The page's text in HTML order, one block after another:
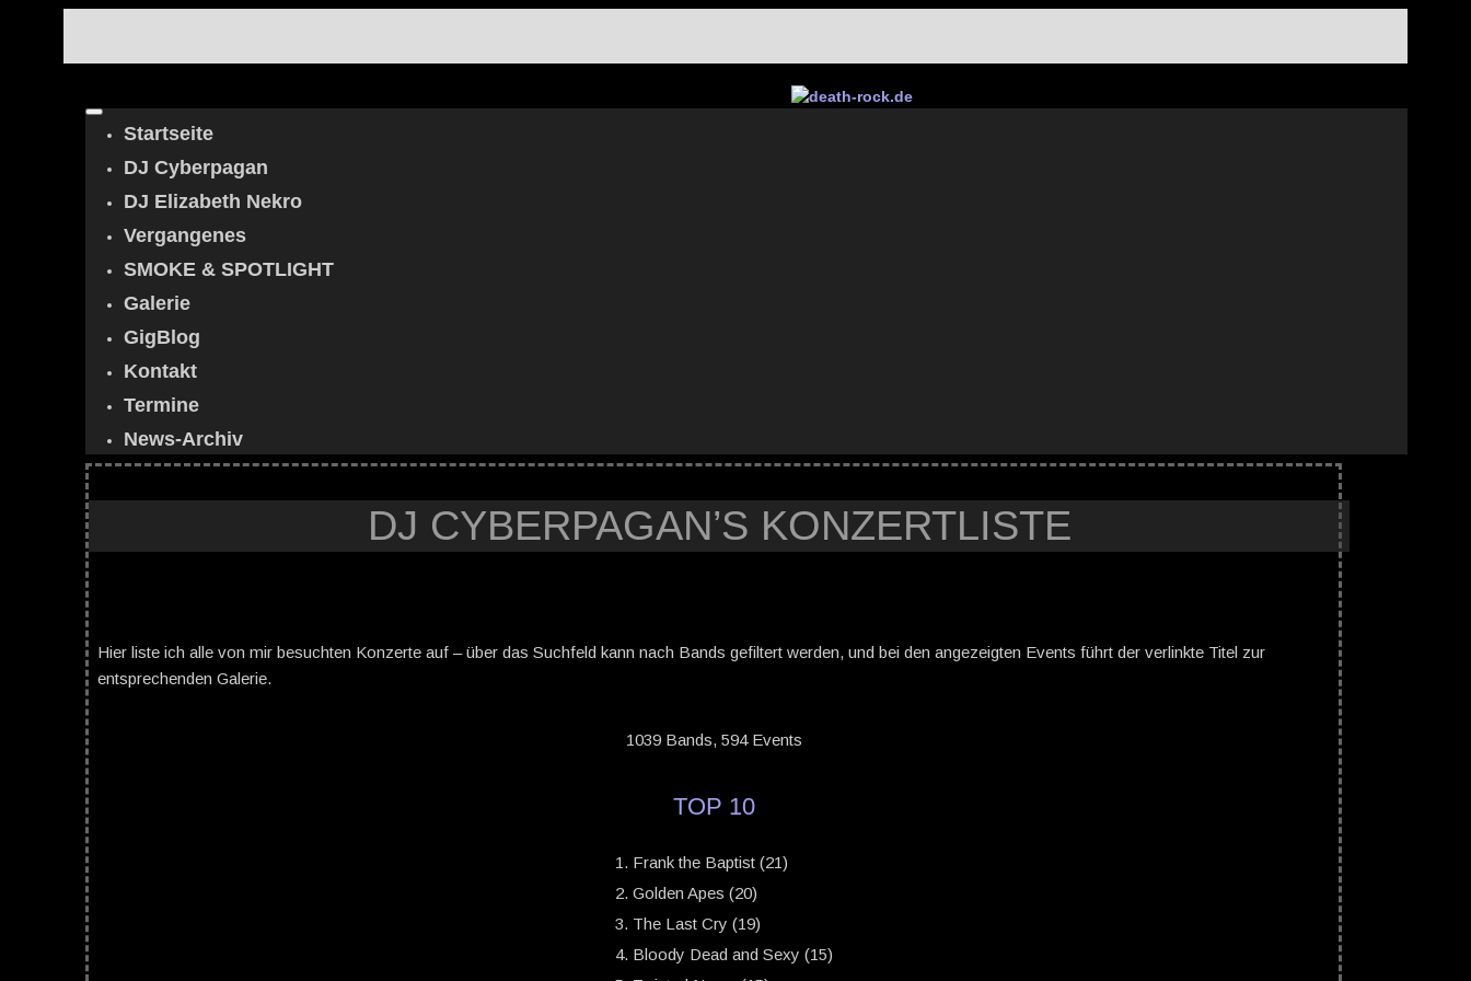
Startseite
DJ Cyberpagan
DJ Elizabeth Nekro
Vergangenes
SMOKE & SPOTLIGHT
Galerie
GigBlog
Kontakt
Termine
News-Archiv
DJ CYBERPAGAN’S KONZERTLISTE
Hier liste ich alle von mir besuchten Konzerte auf – über das Suchfeld kann nach Bands gefiltert werden, und bei den angezeigten Events führt der verlinkte Titel zur
entsprechenden Galerie.
1039 Bands, 594 Events
TOP 10
Frank the Baptist (21)
Golden Apes (20)
The Last Cry (19)
Bloody Dead and Sexy (15)